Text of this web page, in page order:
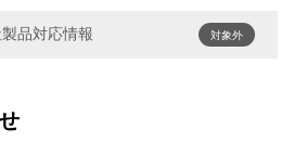
品対応情報 対象外